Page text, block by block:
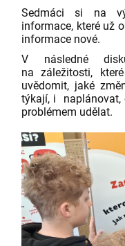
Sedmáci si na
informace, které už
informace nové.
V následné
na záležitosti,
uvědomit, jaké
týkají, i naplánovat,
problémem udělat.